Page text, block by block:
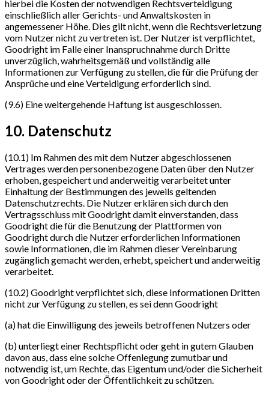
hierbei die Kosten der notwendigen Rechtsverteidigung
einschließlich aller Gerichts- und Anwaltskosten in
angemessener Höhe. Dies gilt nicht, wenn die Rechtsverletzung
vom Nutzer nicht zu vertreten ist. Der Nutzer ist verpflichtet,
Goodright im Falle einer Inanspruchnahme durch Dritte
unverzüglich, wahrheitsgemäß und vollständig alle
Informationen zur Verfügung zu stellen, die für die Prüfung der
Ansprüche und eine Verteidigung erforderlich sind.
(9.6) Eine weitergehende Haftung ist ausgeschlossen.
10. Datenschutz
(10.1) Im Rahmen des mit dem Nutzer abgeschlossenen
Vertrages werden personenbezogene Daten über den Nutzer
erhoben, gespeichert und anderweitig verarbeitet unter
Einhaltung der Bestimmungen des jeweils geltenden
Datenschutzrechts. Die Nutzer erklären sich durch den
Vertragsschluss mit Goodright damit einverstanden, dass
Goodright die für die Benutzung der Plattformen von
Goodright durch die Nutzer erforderlichen Informationen
sowie Informationen, die im Rahmen dieser Vereinbarung
zugänglich gemacht werden, erhebt, speichert und anderweitig
verarbeitet.
(10.2) Goodright verpflichtet sich, diese Informationen Dritten
nicht zur Verfügung zu stellen, es sei denn Goodright
(a) hat die Einwilligung des jeweils betroffenen Nutzers oder
(b) unterliegt einer Rechtspflicht oder geht in gutem Glauben
davon aus, dass eine solche Offenlegung zumutbar und
notwendig ist, um Rechte, das Eigentum und/oder die Sicherheit
von Goodright oder der Öffentlichkeit zu schützen.